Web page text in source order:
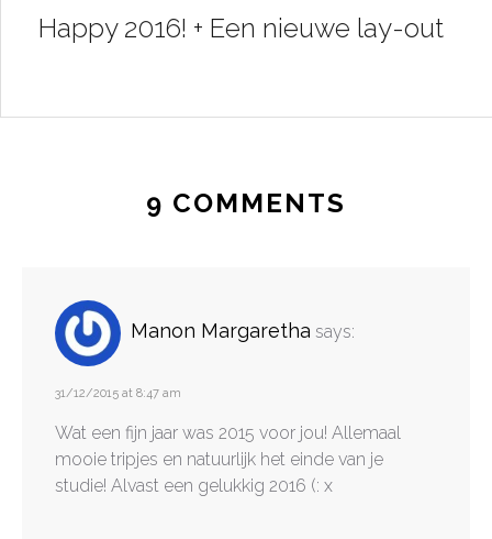
Happy 2016! + Een nieuwe lay-out
9 COMMENTS
Manon Margaretha says:
31/12/2015 at 8:47 am
Wat een fijn jaar was 2015 voor jou! Allemaal
mooie tripjes en natuurlijk het einde van je
studie! Alvast een gelukkig 2016 (: x